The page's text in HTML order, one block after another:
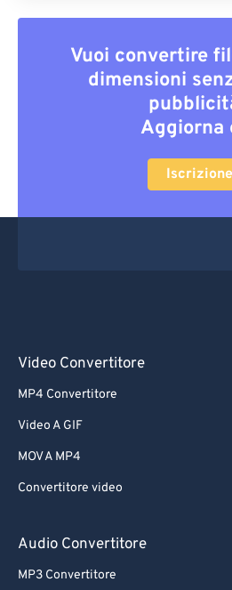
Vuoi convertire
dimensioni
Aggiorna
Iscrizione
Video Convertitore
MP4 Convertitore
Video A GIF
MOV A MP4
Convertitore video
Audio Convertitore
MP3 Convertitore